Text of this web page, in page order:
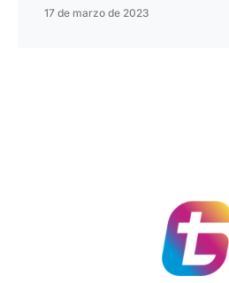
17 de marzo de 2023